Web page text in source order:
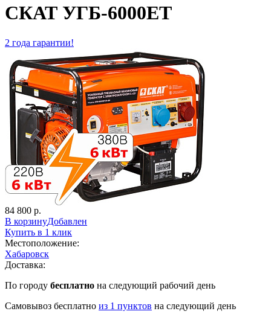
СКАТ УГБ-6000ЕT
2 года гарантии!
84 800 р.
В корзинуДобавлен
Купить в 1 клик
Местоположение:
Хабаровск
Доставка:
По городу бесплатно на следующий рабочий день
Cамовывоз бесплатно из 1 пунктов на следующий день